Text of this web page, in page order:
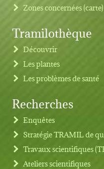
Footer menu
Zones concernées (carte)
Tramilothèque
Découvrir
Les plantes
Les problèmes de santé
Recherches
Enquêtes
Stratégie TRAMIL de
Travaux scientifiques
Ateliers scientifiques